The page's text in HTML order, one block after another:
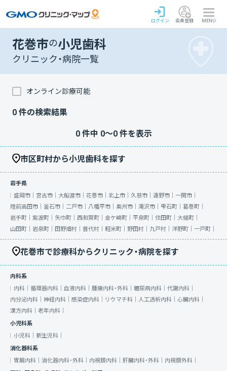
ログイン 会員登録 MENU
花巻市の小児歯科
クリニック・病院一覧
オンライン診療可能
0 件の検索結果
0件中 0〜0件を表示
市区町村から小児歯科を探す
岩手県
盛岡市｜ 宮古市｜ 大船渡市｜ 花巻市｜ 北上市｜ 久慈市｜ 遠野市｜ 一関市｜
陸前高田市｜ 釜石市｜ 二戸市｜ 八幡平市｜ 奥州市｜ 滝沢市｜ 雫石町｜ 葛巻町｜
岩手町｜ 紫波町｜ 矢巾町｜ 西和賀町｜ 金ケ崎町｜ 平泉町｜ 住田町｜ 大槌町｜
山田町｜ 岩泉町｜ 田野畑村｜ 普代村｜ 軽米町｜ 野田村｜ 九戸村｜ 洋野町｜ 一戸町｜
花巻市で診療科からクリニック・病院を探す
内科系
内科｜ 循環器内科｜ 血液内科｜ 腫瘍内科・外科｜ 糖尿病内科｜ 代謝内科｜
内分泌内科｜ 神経内科｜ 感染症内科｜ リウマチ科｜ 人工透析内科｜ 心臓内科｜
漢方内科｜ 老年内科｜
小児科系
小児科｜ 新生児科｜
消化器科系
胃腸内科｜ 消化器内科・外科｜ 内視鏡内科｜ 肝臓内科・外科｜ 内視鏡外科｜